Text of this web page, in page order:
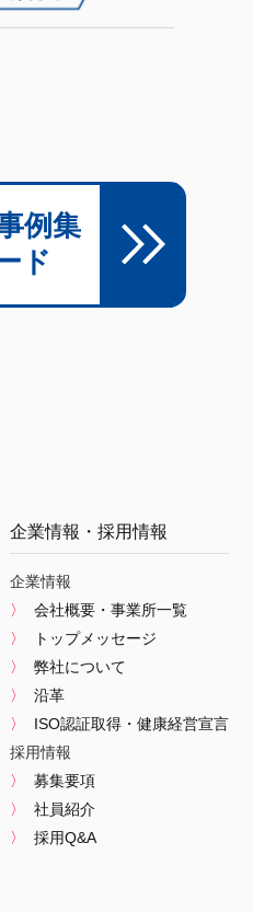
例集
ド
企業情報・採用情報
企業情報
会社概要・事業所一覧
トップメッセージ
弊社について
沿革
ISO認証取得・健康経営宣言
採用情報
募集要項
社員紹介
採用Q&A